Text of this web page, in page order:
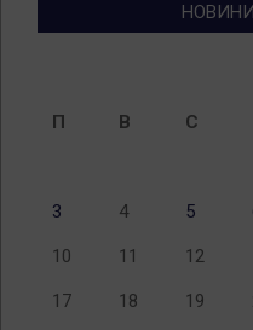
П
В С
3 4 5
10 11 12
17 18 19